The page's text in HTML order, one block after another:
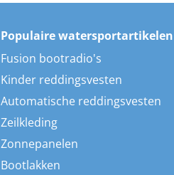
Populaire watersportartikelen
Fusion bootradio's
Kinder reddingsvesten
Automatische reddingsvesten
Zeilkleding
Zonnepanelen
Bootlakken